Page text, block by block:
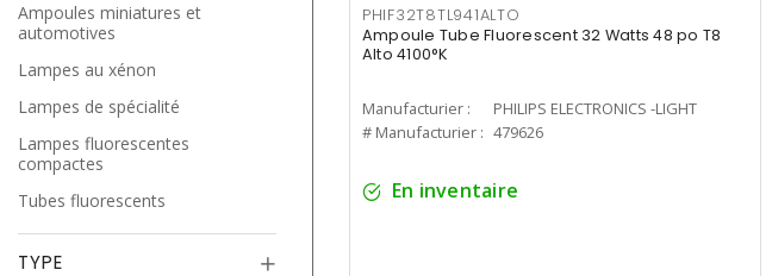
Ampoules miniatures et
automotives
Lampes au xénon
Lampes de spécialité
Lampes fluorescentes
compactes
Tubes fluorescents
TYPE
PHIF32T8TL941ALTO
Ampoule Tube Fluorescent 32 Watts 48 po T8
Alto 4100°K
Manufacturier :
PHILIPS ELECTRONICS -LIGHT
# Manufacturier : 479626
En inventaire